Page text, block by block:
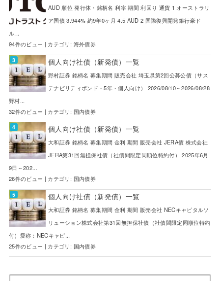
AUD 順位 発行体・銘柄名 利率 期間 利回り 通貨 1 オーストラリ
ア国債 3.944% 約9年0ヶ月 4.5 AUD 2 国際復興開発銀行豪ド
ル...
94件のビュー | カテゴリ: 海外債券
個人向け社債（新発債）一覧
野村証券 銘柄名 募集期間 販売会社 埼玉県第2回公募公債（サス
テナビリティボンド・5年・個人向け） 2026/08/10～2026/08/28
野村...
32件のビュー | カテゴリ: 国内債券
個人向け社債（新発債）一覧
大和証券 銘柄名 募集期間 金利 期間 販売会社 JERA債 株式会社
JERA第31回無担保社債（社債間限定同順位特約付） 2025年6月
9日～202...
26件のビュー | カテゴリ: 国内債券
個人向け社債（新発債）一覧
大和証券 銘柄名 募集期間 金利 期間 販売会社 NECキャピタルソ
リューション株式会社第31回無担保社債（社債間限定同順位特約
付）愛称：NECキャピ...
25件のビュー | カテゴリ: 国内債券